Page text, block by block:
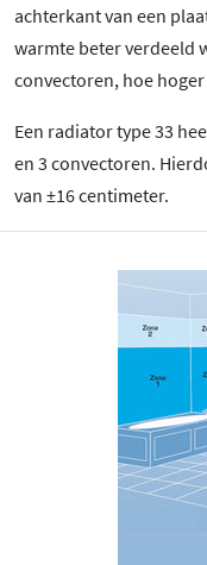
achterkant van een
warmte beter verdeeld
convectoren, hoe
Een radiator type 33
en 3 convectoren.
van ±16 centimeter.